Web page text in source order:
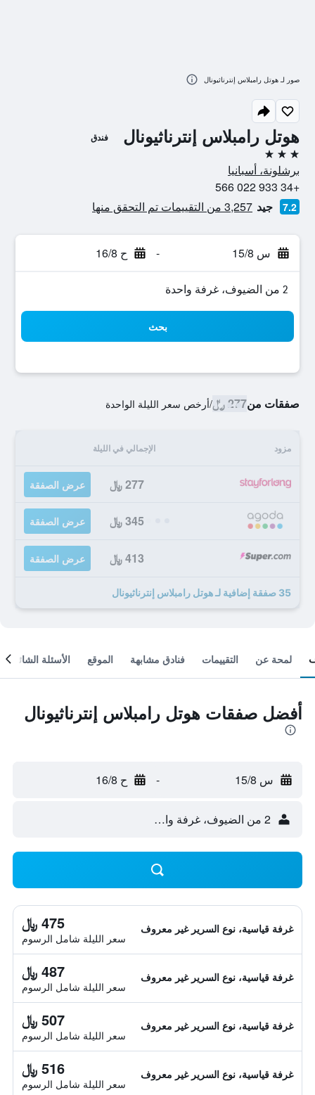
هوتل رامبلاس إنترناثيونال فندق
3 نجوم
برشلونة، أسبانيا
+34 933 022 566
7.2 جيد 3,257 من التقييمات تم التحقق منها
س 15/8 - ح 16/8
2 من الضيوف، غرفة واحدة
بحث
صفقات من277 ﷼ /أرخص سعر الليلة الواحدة
مزود الإجمالي في الليلة
277 ﷼ عرض الصفقة
345 ﷼ عرض الصفقة
413 ﷼ عرض الصفقة
35 صفقة إضافية لـ هوتل رامبلاس إنترناثيونال
صور لـ هوتل رامبلاس إنترناثيونال
لمحة عن التقييمات فنادق مشابهة الموقع الأسئلة الشائعة
أفضل صفقات هوتل رامبلاس إنترناثيونال
س 15/8 - ح 16/8
2 من الضيوف، غرفة واحدة
غرفة قياسية، نوع السرير غير معروف 475 ﷼
سعر الليلة شامل الرسوم
غرفة قياسية، نوع السرير غير معروف 487 ﷼
سعر الليلة شامل الرسوم
غرفة قياسية، نوع السرير غير معروف 507 ﷼
سعر الليلة شامل الرسوم
غرفة قياسية، نوع السرير غير معروف 516 ﷼
سعر الليلة شامل الرسوم